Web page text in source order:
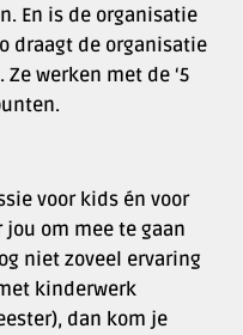
En is de organisatie
draagt de organisatie
werken met de ‘5
voor kids én voor
jou om mee te gaan
niet zoveel ervaring
kinderwerk
dan kom je